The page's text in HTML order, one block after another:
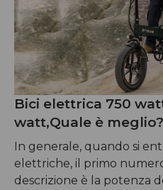
Bici elettrica 750
watt,Quale è meglio?
In generale, quando si
elettriche, il primo
descrizione è la potenza